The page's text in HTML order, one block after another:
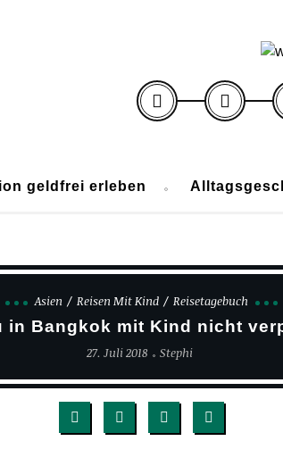
geldfrei erleben
Asien Reisen Mit Kind Reisetagebuch
in Bangkok mit Kind nicht
27. Juli 2018 Stephi